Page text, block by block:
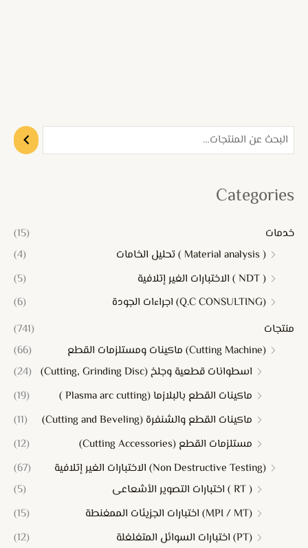
Categories
خدمات
(15)
( Material analysis ) تحليل الخامات
(4)
( NDT ) الاختبارات الغير إتلافية
(5)
(Q.C CONSULTING) اجراءات الجودة
(6)
منتجات
(741)
(Cutting Machine) ماكينات ومستلزمات القطع
(66)
اسطوانات قطعية وجلخ (Cutting, Grinding Disc)
(24)
ماكينات القطع بالبلازما (Plasma arc cutting )
(19)
ماكينات القطع والشنفرة (Cutting and Beveling)
(11)
مستلزمات القطع (Cutting Accessories)
(12)
(Non Destructive Testing) الاختبارات الغير إتلافية
(67)
( RT ) اختبارات التصوير الأشعاعى
(5)
(MPI / MT) اختبارات الجزيئات الممغنطة
(15)
(PT) اختبارات السوائل المتغلغلة
(12)